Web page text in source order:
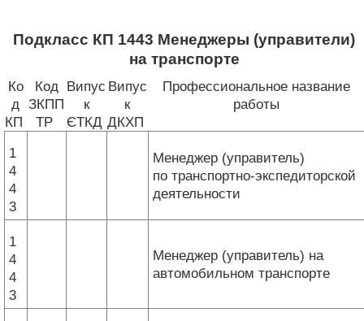
Подкласс КП 1443 Менеджеры (управители)
на транспорте
Ко
д
КП
Код
ЗКПП
ТР
Випус
к
ЄТКД
Випус
к
ДКХП
Профессиональное название
работы
1
4
4
3
Менеджер (управитель)
по транспортно-экспедиторской
деятельности
1
4
4
3
Менеджер (управитель) на
автомобильном транспорте